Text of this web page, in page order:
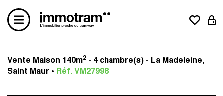
Acheter un bien
Vendre un bien
Vente Maison 140m2 - 4 chambre(s) - La Madeleine,
Saint Maur • Réf. VM27998